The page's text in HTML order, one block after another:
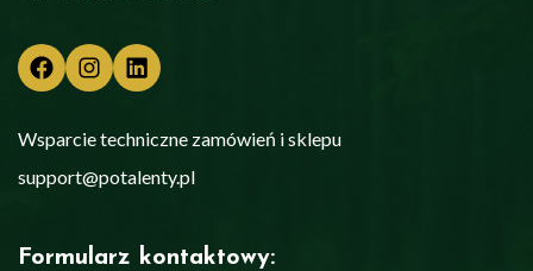
Instagram
Wsparcie techniczne zamówień i sklepu
support@potalenty.pl
Formularz kontaktowy: